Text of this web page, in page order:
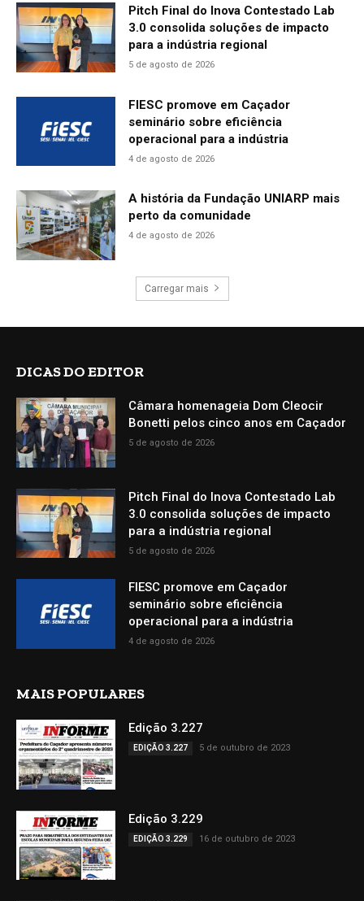
Pitch Final do Inova Contestado Lab
3.0 consolida soluções de impacto
para a indústria regional
5 de agosto de 2026
FIESC promove em Caçador
seminário sobre eficiência
operacional para a indústria
4 de agosto de 2026
A história da Fundação UNIARP mais
perto da comunidade
4 de agosto de 2026
Carregar mais
DICAS DO EDITOR
Câmara homenageia Dom Cleocir
Bonetti pelos cinco anos em Caçador
5 de agosto de 2026
Pitch Final do Inova Contestado Lab
3.0 consolida soluções de impacto
para a indústria regional
5 de agosto de 2026
FIESC promove em Caçador
seminário sobre eficiência
operacional para a indústria
4 de agosto de 2026
MAIS POPULARES
Edição 3.227
EDIÇÃO 3.227 5 de outubro de 2023
Edição 3.229
EDIÇÃO 3.229 16 de outubro de 2023